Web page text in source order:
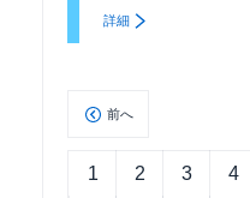
詳細
前へ
1 2 3 4